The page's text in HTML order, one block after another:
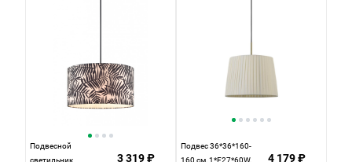
Подвесной
светильник
3 319 ₽
Подвес 36*36*160-
160 см, 1*Е27*60W,
4 179 ₽